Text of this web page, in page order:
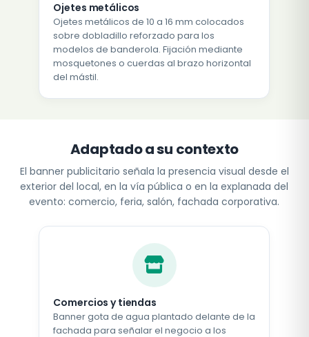
Ojetes metálicos
Ojetes metálicos de 10 a 16 mm colocados
sobre dobladillo reforzado para los
modelos de banderola. Fijación mediante
mosquetones o cuerdas al brazo horizontal
del mástil.
Adaptado a su contexto
El banner publicitario señala la presencia visual desde el
exterior del local, en la vía pública o en la explanada del
evento: comercio, feria, salón, fachada corporativa.
Comercios y tiendas
Banner gota de agua plantado delante de la
fachada para señalar el negocio a los